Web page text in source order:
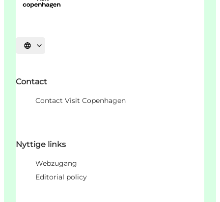
Sprache auswählen
Contact
Contact Visit Copenhagen
Nyttige links
Webzugang
Editorial policy